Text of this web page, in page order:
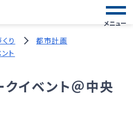
メニュー
り
都市計画
ト
クイベント＠中央